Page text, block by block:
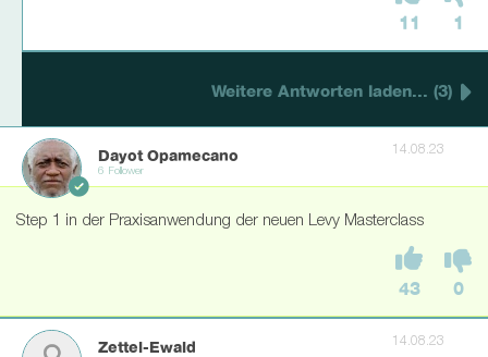
11 1
Weitere Antworten laden... (3)
Dayot Opamecano
6 Follower
14.08.23
Step 1 in der Praxisanwendung der neuen Levy Masterclass
43 0
Zettel-Ewald 14.08.23